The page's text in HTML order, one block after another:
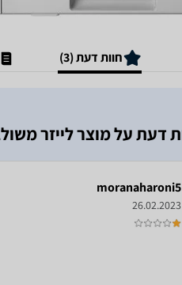
חוות דעת (3)
moranaharoni5
26.02.2023